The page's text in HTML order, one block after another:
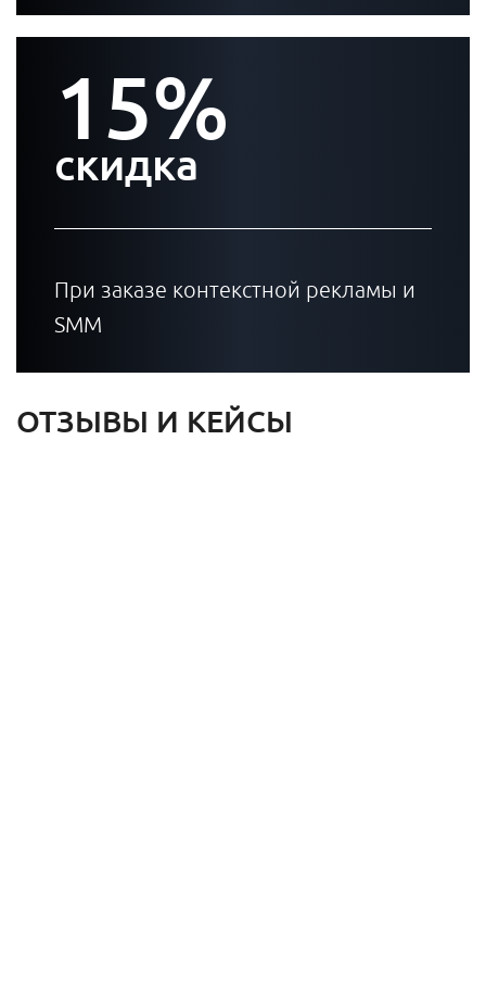
15%
скидка
При заказе контекстной рекламы и
SMM
ОТЗЫВЫ И КЕЙСЫ